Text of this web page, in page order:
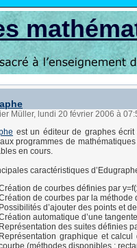
Müller, lundi 20 février 2006 à
est un éditeur de graphes
programmes de
en cours.
caractéristiques
de courbes définies par
de courbes par la méthode
Possibilités d’ajouter des points et
automatique d’une
Représentation des suites définies
Représentation graphique et
(méthodes disponibles :